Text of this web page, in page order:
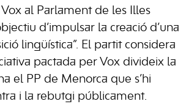
al Parlament de les Illes
d’impulsar la creació d’una
lingüística”. El partit considera
pactada per Vox divideix la
el PP de Menorca que s’hi
i la rebutgi públicament.